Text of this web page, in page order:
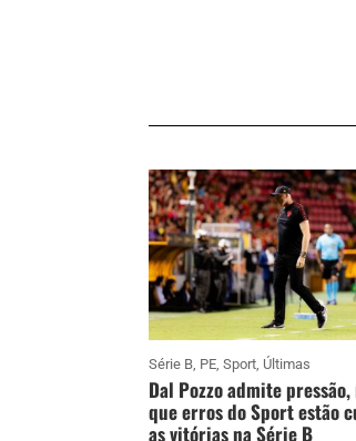
Série B, PE,Sport, Últimas
Dal Pozzo admite
que erros do Sport estão
as vitórias na Série B